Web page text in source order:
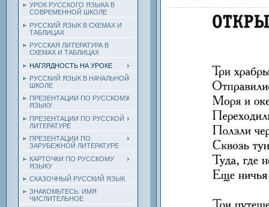
УРОК РУССКОГО ЯЗЫКА В
СОВРЕМЕННОЙ ШКОЛЕ
РУССКИЙ ЯЗЫК В СХЕМАХ И
ТАБЛИЦАХ
РУССКАЯ ЛИТЕРАТУРА В
СХЕМАХ И ТАБЛИЦАХ
НАГЛЯДНОСТЬ НА УРОКЕ
РУССКИЙ ЯЗЫК В НАЧАЛЬНОЙ
ШКОЛЕ
ПРЕЗЕНТАЦИИ ПО РУССКОМУ
ЯЗЫКУ
ПРЕЗЕНТАЦИИ ПО РУССКОЙ
ЛИТЕРАТУРЕ
ПРЕЗЕНТАЦИИ ПО
ЗАРУБЕЖНОЙ ЛИТЕРАТУРЕ
КАРТОЧКИ ПО РУССКОМУ
ЯЗЫКУ
СКАЗОЧНЫЙ РУССКИЙ ЯЗЫК
ЗНАКОМЬТЕСЬ: ИМЯ
ЧИСЛИТЕЛЬНОЕ